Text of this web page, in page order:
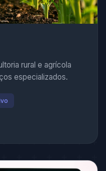
rural e agrícola
especializados.